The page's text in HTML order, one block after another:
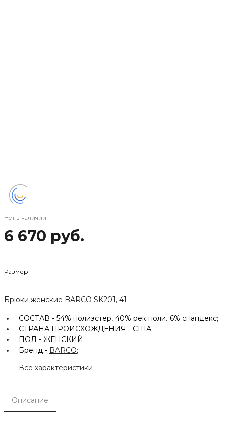
Нет в наличии
6 670 руб.
Размер
Брюки женские BARCO SK201, 41
СОСТАВ - 54% полиэстер, 40% рек поли. 6% спандекс;
СТРАНА ПРОИСХОЖДЕНИЯ - США;
ПОЛ - ЖЕНСКИЙ;
Бренд - BARCO;
Все характеристики
Описание